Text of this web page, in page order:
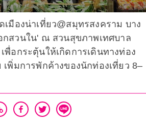
มืองน่าเที่ยว@สมุทรสงคราม บาง
กสวนใน' ณ สวนสุขภาพเทศบาล
พื่อกระตุ้นให้เกิดการเดินทางท่อง
เพิ่มการพักค้างของนักท่องเที่ยว 8–